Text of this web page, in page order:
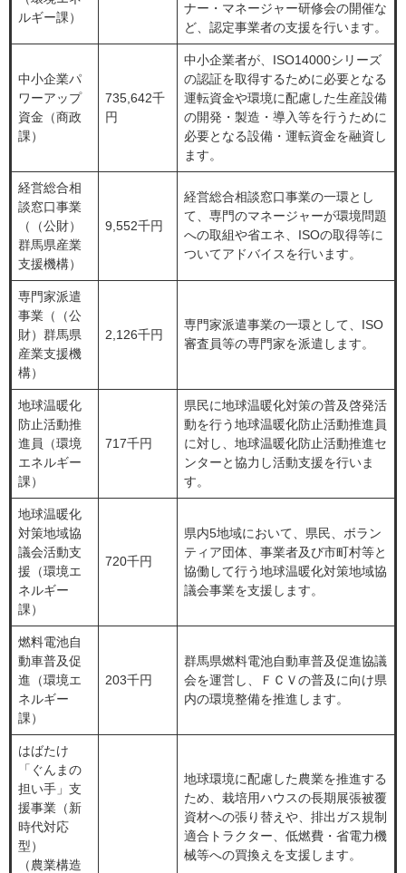
ルギー課）
ナー・マネージャー研修会の開催な
ど、認定事業者の支援を行います。
中小企業パ
ワーアップ
資金（商政
課）
735,642千
円
中小企業者が、ISO14000シリーズ
の認証を取得するために必要となる
運転資金や環境に配慮した生産設備
の開発・製造・導入等を行うために
必要となる設備・運転資金を融資し
ます。
経営総合相
談窓口事業
（（公財）
群馬県産業
支援機構）
9,552千円
経営総合相談窓口事業の一環とし
て、専門のマネージャーが環境問題
への取組や省エネ、ISOの取得等に
ついてアドバイスを行います。
専門家派遣
事業（（公
財）群馬県
産業支援機
構）
2,126千円
専門家派遣事業の一環として、ISO
審査員等の専門家を派遣します。
地球温暖化
防止活動推
進員（環境
エネルギー
課）
717千円
県民に地球温暖化対策の普及啓発活
動を行う地球温暖化防止活動推進員
に対し、地球温暖化防止活動推進セ
ンターと協力し活動支援を行いま
す。
地球温暖化
対策地域協
議会活動支
援（環境エ
ネルギー
課）
720千円
県内5地域において、県民、ボラン
ティア団体、事業者及び市町村等と
協働して行う地球温暖化対策地域協
議会事業を支援します。
燃料電池自
動車普及促
進（環境エ
ネルギー
課）
203千円
群馬県燃料電池自動車普及促進協議
会を運営し、ＦＣＶの普及に向け県
内の環境整備を推進します。
はばたけ
「ぐんまの
担い手」支
援事業（新
時代対応
型）
（農業構造
地球環境に配慮した農業を推進する
ため、栽培用ハウスの長期展張被覆
資材への張り替えや、排出ガス規制
適合トラクター、低燃費・省電力機
械等への買換えを支援します。